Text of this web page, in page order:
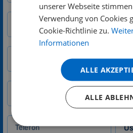
Straße/Hausnummer
Telefon
unserer Webseite
Verwendung von Cookies
Cookie-Richtlinie zu.
Informationen
ALLE
ALLE